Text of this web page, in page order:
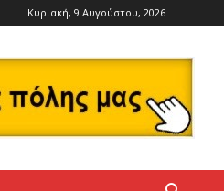
Κυριακή, 9 Αυγούστου, 2026